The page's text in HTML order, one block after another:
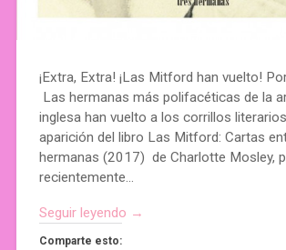
¡Extra, Extra! ¡Las Mitford han vuelto!
Las hermanas más polifacéticas de la
inglesa han vuelto a los corrillos
aparición del libro Las Mitford: Cartas
hermanas (2017) de Charlotte Mosley,
recientemente…
Seguir leyendo →
Comparte esto: